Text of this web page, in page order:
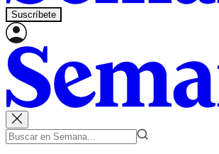
Suscríbete